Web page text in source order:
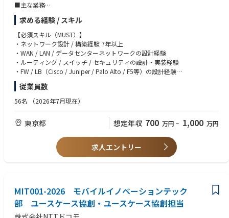
■主な業務
・ネットワーク（WAN / LAN / DC）の要件定義、基本設計、詳細設計
・スイッチ / ルータ / FW / LB等のネットワークアーキテクチャ設計
・ネットワーク構成レビューおよび技術検証
・プロジェクトリード（PM補佐〜PLとしてチーム管理）
・障害対応の最終エスカレーションおよびメーカー対応
・後進エンジニアの技術指導およびドキュメント整備
・クラウド（AWS / Azure）ネットワーク設計およびオンプレミス連携
【案件例】
■大手金融機関ネットワーク更改プロジェクト
全国200拠点以上のネットワーク基盤刷新案件。
WAN / 拠点ネットワーク設計およびL3ネットワーク設計を担当。
Cisco Nexus / Catalystを用いたDCネットワーク設計。
L2 / L3ネットワークアーキテクチャ設計を担当。
■次世代ネットワーク基盤プロジェクト
SD-WANやクラウドネットワークを活用したネットワーク基盤構築案件。
求める経験 / スキル
【必須スキル（MUST）】
・ネットワーク設計 / 構築経験 7年以上
・WAN / LAN / データセンターネットワークの設計経験
・ルーティング / スイッチ / セキュリティの設計・実装経験
・FW / LB（Cisco / Juniper / Palo Alto / F5等）の設計経験
・CCNP以上または同等レベルのネットワークスキル
・障害対応の切り分けおよび原因分析（RCA）の主導経験
・チームリードまたはPL経験（2名以上）
【歓迎スキル（WANT）】
・CCIE資格
・ネットワークスペシャリスト資格
・SDN / SD-WAN（Cisco Meraki / VeloCloud等）の設計経験
・AWS / Azureネットワーク設計経験（Transit Gateway / ExpressRoute
【必要資格】
以下いずれか
従業員数
56名 （2026年7月現在）
東京都 想定年収 700 万円 ~ 1,000 万円
求人エントリー
MIT001-2026 モバイルイノベーションテック
部 ユースケース協創・ユースケース協創担当